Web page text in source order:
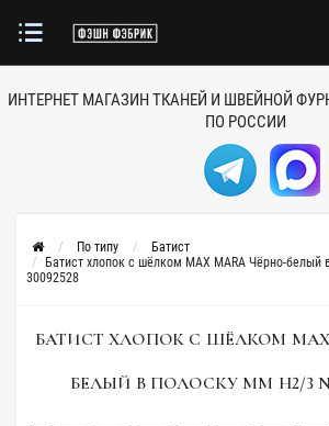
ИНТЕРНЕТ МАГАЗИН ТКАНЕЙ И ШВЕЙНОЙ
ПО РОССИИ
По типу
Батист
Батист хлопок с шёлком MAX MARA Чёрно-белый
30092528
БАТИСТ ХЛОПОК С ШЁЛКОМ MAX
БЕЛЫЙ В ПОЛОСКУ MM H2/3